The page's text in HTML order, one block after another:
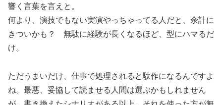
響く言葉を言えと。
何より、演技でもない実演やっちゃってる人だと、余計に
きついかも？ 無駄に経験が長くなるほど、型にハマるだ
け。
ただうまいだけ、仕事で処理されると駄作になるんですよ
ね。最悪、妥協して読ませる人間は選ぶかもしれません